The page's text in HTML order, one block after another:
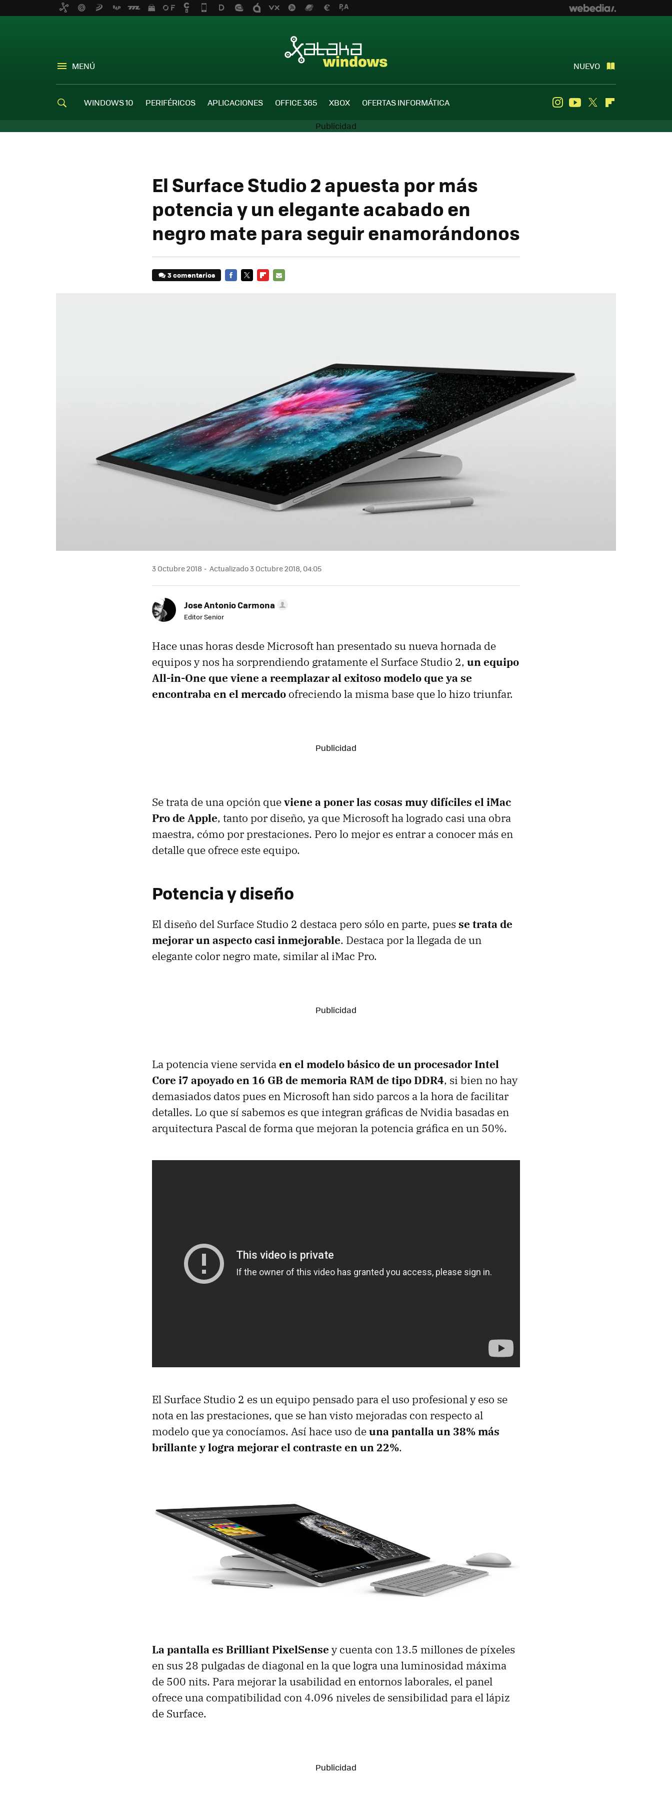
MENÚ NUEVO
WINDOWS 10 PERIFÉRICOS APLICACIONES OFFICE 365 XBOX OFERTAS INFORMÁTICA InstagramYoutube
Twitter
El Surface Studio 2 apuesta por más
potencia y un elegante acabado en
negro mate para seguir enamorándonos
3 comentarios
3 Octubre 2018 Actualizado 3 Octubre 2018, 04:05
Jose Antonio Carmona
Editor Senior
Hace unas horas desde Microsoft han presentado su nueva hornada de
equipos y nos ha sorprendiendo gratamente el Surface Studio 2, un equipo
All-in-One que viene a reemplazar al exitoso modelo que ya se
encontraba en el mercado ofreciendo la misma base que lo hizo triunfar.
Se trata de una opción queviene a poner las cosas muy difíciles el iMac
Pro de Apple, tanto por diseño, ya que Microsoft ha logrado casi una obra
maestra, cómo por prestaciones. Pero lo mejor es entrar a conocer más en
detalle que ofrece este equipo.
Potencia y diseño
El diseño del Surface Studio 2 destaca pero sólo en parte, pues se trata de
mejorar un aspecto casi inmejorable. Destaca por la llegada de un
elegante color negro mate, similar al iMac Pro.
La potencia viene servidaen el modelo básico de un procesador Intel
Core i7 apoyado en 16 GB de memoria RAM de tipo DDR4, si bien no hay
demasiados datos pues en Microsoft han sido parcos a la hora de facilitar
detalles. Lo que sí sabemos es que integran gráficas de Nvidia basadas en
arquitectura Pascal de forma que mejoran la potencia gráfica en un 50%.
El Surface Studio 2 es un equipo pensado para el uso profesional y eso se
nota en las prestaciones, que se han visto mejoradas con respecto al
modelo que ya conocíamos. Así hace uso deuna pantalla un 38% más
brillante y logra mejorar el contraste en un 22%.
La pantalla es Brilliant PixelSense y cuenta con 13.5 millones de píxeles
en sus 28 pulgadas de diagonal en la que logra una luminosidad máxima
de 500 nits. Para mejorar la usabilidad en entornos laborales, el panel
ofrece una compatibilidad con 4.096 niveles de sensibilidad para el lápiz
de Surface.